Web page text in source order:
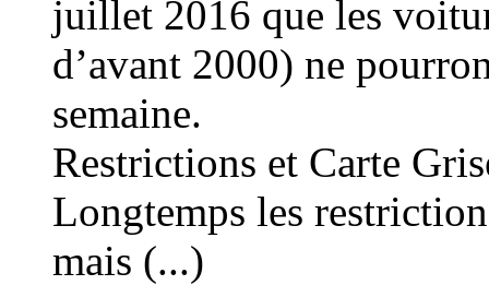
juillet 2016 que les
d’avant 2000) ne
semaine.
Restrictions et Carte
Longtemps les
mais (...)